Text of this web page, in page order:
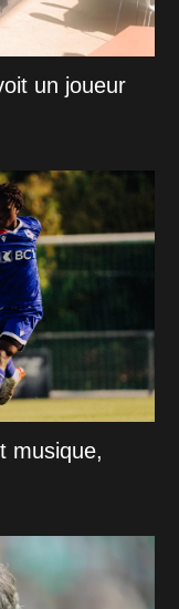
un joueur
musique,